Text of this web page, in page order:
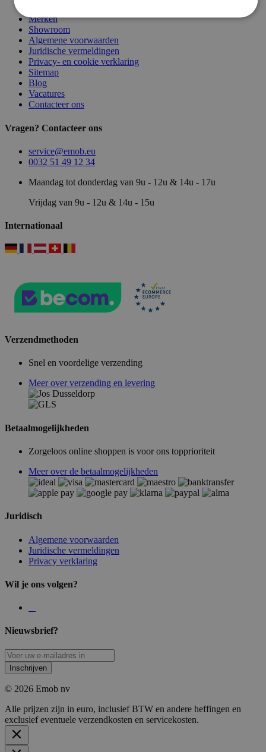
Merken
Showroom
Algemene voorwaarden
Juridische vermeldingen
Privacy- en cookie verklaring
Sitemap
Blog
Vacatures
Contacteer ons
Vragen? Contacteer ons
service@emob.eu
0032 51 49 12 34
Maandag tot donderdag van 9u - 12u & 14u - 17u
Vrijdag van 9u - 12u & 14u - 15u
Internationaal
Verzendmethoden
Snel en voordelige verzending
Meer over verzending en levering
Betaalmogelijkheden
Zorgeloos online shoppen is voor ons topprioriteit
Meer over de betaalmogelijkheden
Juridisch
Algemene voorwaarden
Juridische vermeldingen
Privacy verklaring
Wil je ons volgen?
Nieuwsbrief?
Inschrijven
© 2026 Emob nv
Alle prijzen zijn in euro, inclusief BTW en andere heffingen en
exclusief eventuele verzendkosten en servicekosten.